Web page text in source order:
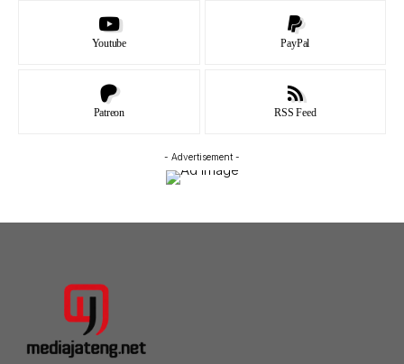
Youtube PayPal
Patreon RSS Feed
- Advertisement -